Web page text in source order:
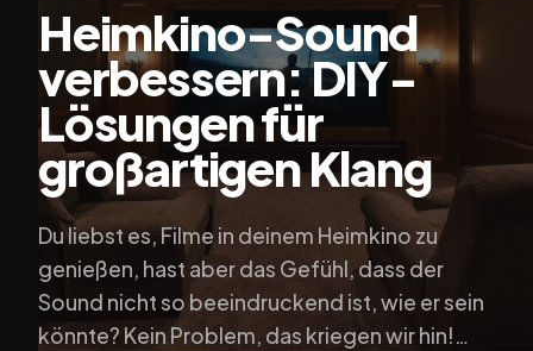
Heimkino-Sound
verbessern: DIY-
Lösungen für
großartigen Klang
Du liebst es, Filme in deinem Heimkino zu
genießen, hast aber das Gefühl, dass der
Sound nicht so beeindruckend ist, wie er sein
könnte? Kein Problem, das kriegen wir hin!…